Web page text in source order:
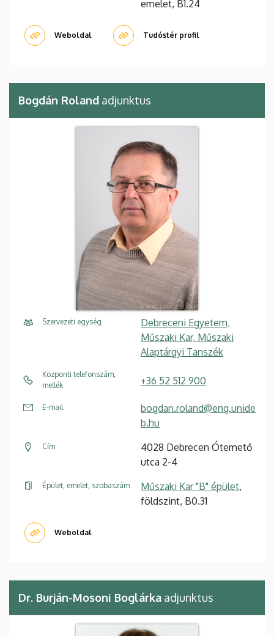
emelet, B1.24
Weboldal Tudóstér profil
Bogdán Roland adjunktus
Szervezeti egység
Debreceni Egyetem,
Műszaki Kar, Műszaki
Alaptárgyi Tanszék
Központi telefonszám,
mellék
+36 52 512 900
E-mail
bogdan.roland@eng.unide
b.hu
Cím
4028 Debrecen Ótemető
utca 2-4
Épület, emelet, szobaszám Műszaki Kar "B" épület,
földszint, B0.31
Weboldal
Dr. Burján-Mosoni Boglárka adjunktus